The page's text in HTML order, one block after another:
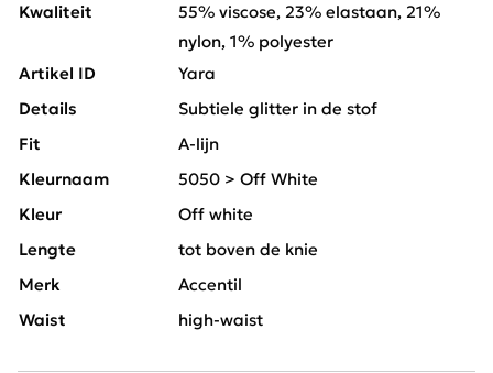
Kwaliteit
55% viscose, 23% elastaan, 21%
nylon, 1% polyester
Artikel ID
Yara
Details
Subtiele glitter in de stof
Fit
A-lijn
Kleurnaam
5050 > Off White
Kleur
Off white
Lengte
tot boven de knie
Merk
Accentil
Waist
high-waist